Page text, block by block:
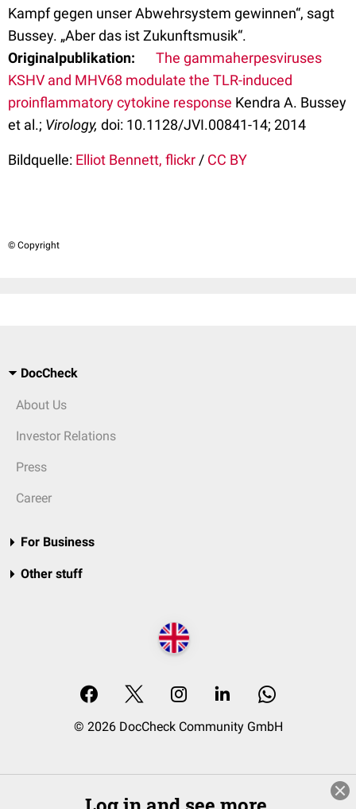
Kampf gegen unser Abwehrsystem gewinnen“, sagt
Bussey. „Aber das ist Zukunftsmusik“.
Originalpublikation:
The gammaherpesviruses
KSHV and MHV68 modulate the TLR-induced
proinflammatory cytokine response Kendra A. Bussey
et al.; Virology, doi: 10.1128/JVI.00841-14; 2014
Bildquelle: Elliot Bennett, flickr / CC BY
© Copyright
DocCheck
About Us
Investor Relations
Press
Career
For Business
Other stuff
© 2026 DocCheck Community GmbH